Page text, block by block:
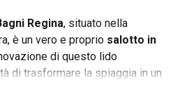
Regina, situato nella
è un vero e proprio salotto in
di questo lido
di trasformare la spiaggia in un